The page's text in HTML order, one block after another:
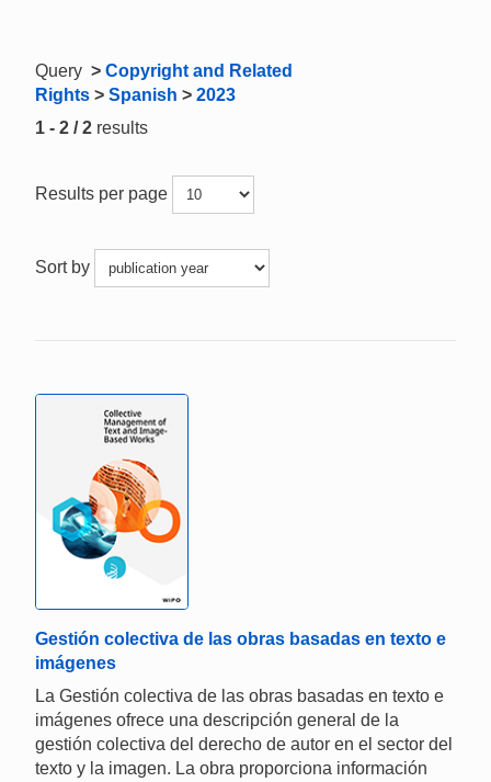
Query > Copyright and Related
Rights > Spanish > 2023
1 - 2 / 2 results
Results per page
Sort by
Gestión colectiva de las obras basadas en texto e
imágenes
La Gestión colectiva de las obras basadas en texto e
imágenes ofrece una descripción general de la
gestión colectiva del derecho de autor en el sector del
texto y la imagen. La obra proporciona información